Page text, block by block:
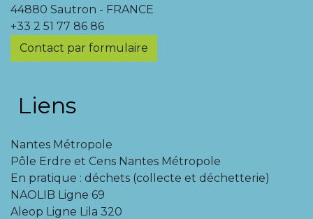
44880 Sautron - FRANCE
+33 2 51 77 86 86
Contact par formulaire
Liens
Nantes Métropole
Pôle Erdre et Cens Nantes Métropole
En pratique : déchets (collecte et déchetterie)
NAOLIB Ligne 69
Aleop Ligne Lila 320